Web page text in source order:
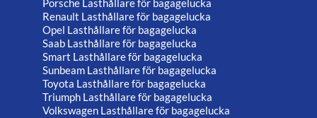
Porsche Lasthållare för bagagelucka
Renault Lasthållare för bagagelucka
Opel Lasthållare för bagagelucka
Saab Lasthållare för bagagelucka
Smart Lasthållare för bagagelucka
Sunbeam Lasthållare för bagagelucka
Toyota Lasthållare för bagagelucka
Triumph Lasthållare för bagagelucka
Volkswagen Lasthållare för bagagelucka